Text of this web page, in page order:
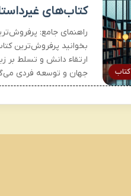
کتاب
کتاب‌های
راهنمای جامع:
بخوانید پرفروش‌ترین
ارتقاء دانش و تسلط بر
جهان و توسعه فردی